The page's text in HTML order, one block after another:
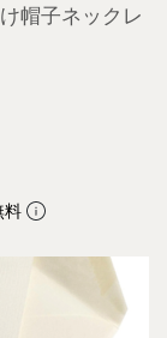
帽子ネックレ
料